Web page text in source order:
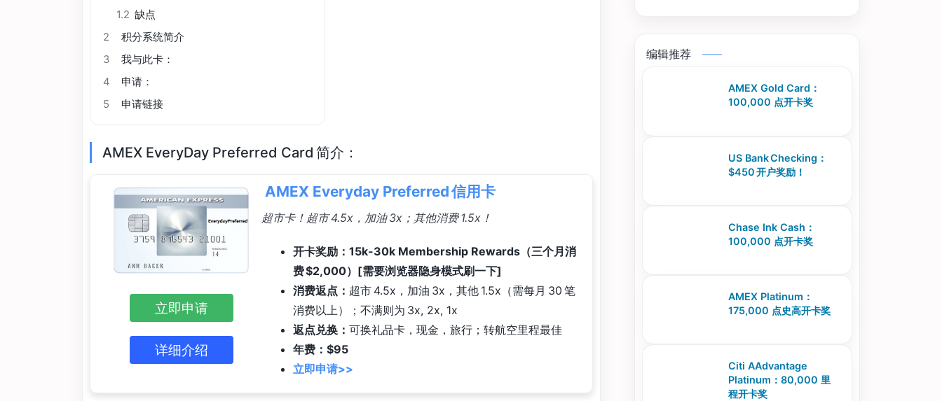
1.2 缺点
2
积分系统简介
3
我与此卡：
4
申请：
5
申请链接
AMEX EveryDay Preferred Card 简介：
立即申请
详细介绍
AMEX Everyday Preferred 信用卡
超市卡！超市 4.5x，加油 3x；其他消费 1.5x！
开卡奖励：15k-30k Membership Rewards（三个月消
费 $2,000）[需要浏览器隐身模式刷一下]
消费返点： 超市 4.5x，加油 3x，其他 1.5x（需每月 30 笔
消费以上）；不满则为 3x, 2x, 1x
返点兑换： 可换礼品卡，现金，旅行；转航空里程最佳
年费：$95
立即申请>>
编辑推荐
AMEX Gold Card：
100,000 点开卡奖
US Bank Checking：
$450 开户奖励！
Chase Ink Cash：
100,000 点开卡奖
AMEX Platinum：
175,000 点史高开卡奖
Citi AAdvantage
Platinum：80,000 里
程开卡奖